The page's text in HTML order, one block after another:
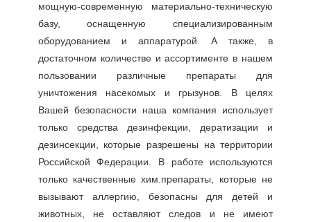
мощную-современную материально-техническую
базу, оснащенную специализированным
оборудованием и аппаратурой. А также, в
достаточном количестве и ассортименте в нашем
пользовании различные препараты для
уничтожения насекомых и грызунов. В целях
Вашей безопасности наша компания использует
только средства дезинфекции, дератизации и
дезинсекции, которые разрешены на территории
Российской Федерации. В работе используются
только качественные хим.препараты, которые не
вызывают аллергию, безопасны для детей и
животных, не оставляют следов и не имеют